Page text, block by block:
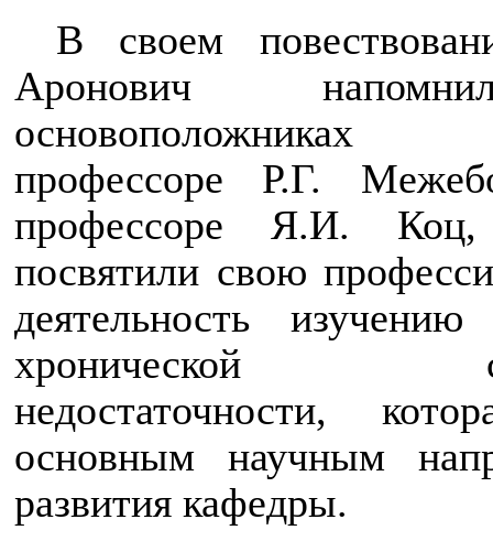
В своем
Аронович
основоположниках
профессоре Р.Г.
профессоре Я.И. Коц,
посвятили свою
деятельность изучению
хронической
недостаточности,
основным научным
развития кафедры.